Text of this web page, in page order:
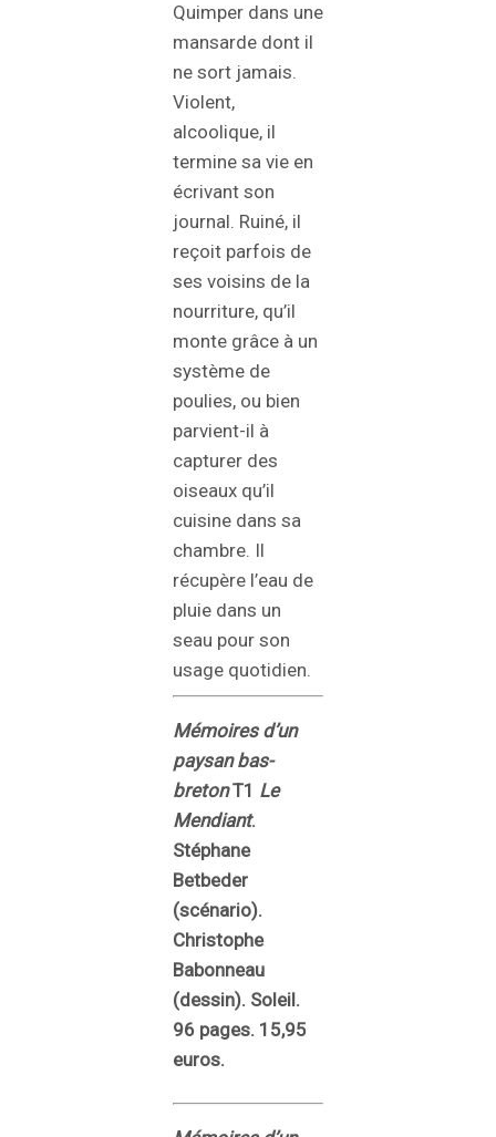
Quimper dans une
mansarde dont il
ne sort jamais.
Violent,
alcoolique, il
termine sa vie en
écrivant son
journal. Ruiné, il
reçoit parfois de
ses voisins de la
nourriture, qu’il
monte grâce à un
système de
poulies, ou bien
parvient-il à
capturer des
oiseaux qu’il
cuisine dans sa
chambre. Il
récupère l’eau de
pluie dans un
seau pour son
usage quotidien.
Mémoires d’un
paysan bas-
bretonT1 Le
Mendiant.
Stéphane
Betbeder
(scénario).
Christophe
Babonneau
(dessin). Soleil.
96 pages. 15,95
euros.